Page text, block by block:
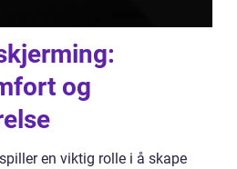
og
en viktig rolle i å skape